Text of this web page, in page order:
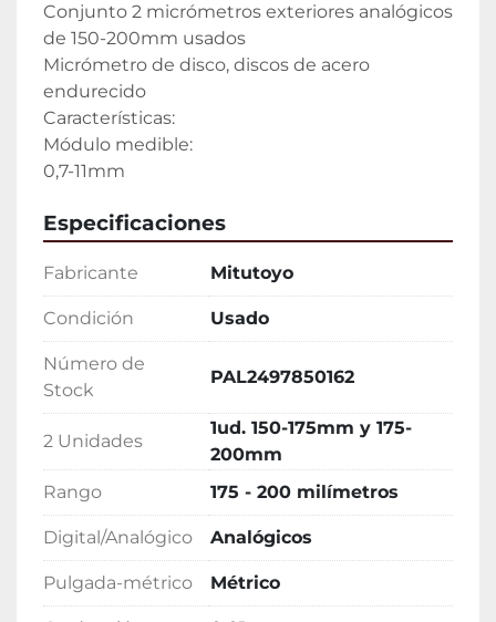
Conjunto 2 micrómetros exteriores analógicos
de 150-200mm usados
Micrómetro de disco, discos de acero
endurecido
Características:
Módulo medible:
0,7-11mm
Especificaciones
Fabricante Mitutoyo
Condición Usado
Número de
Stock
PAL2497850162
2 Unidades
1ud. 150-175mm y 175-
200mm
Rango
175 - 200 milímetros
Digital/Analógico Analógicos
Pulgada-métrico Métrico